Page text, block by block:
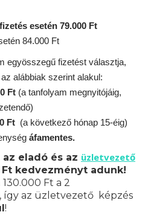
esetén 79.000 Ft
84.000 Ft
egyösszegű fizetést választja,
az alábbiak szerint alakul:
Ft (a tanfolyam megnyitójáig,
Ft (a következő hónap 15-éig)
áfamentes.
eladó és az üzletvezető
Ft kedvezményt adunk!
Ft a 2
így az üzletvezető képzés
!